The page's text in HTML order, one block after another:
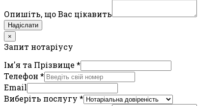
Опишіть, що Вас цікавить
Надіслати
×
Запит нотаріусу
Ім'я та Прізвище *
Телефон *
Email
Виберіть послугу *